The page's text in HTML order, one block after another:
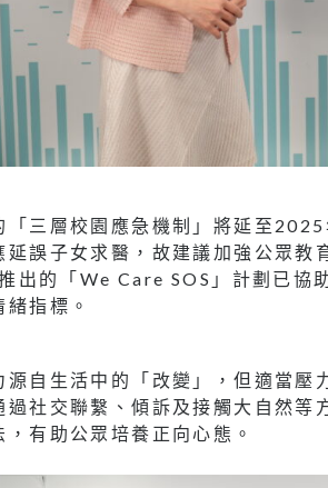
「三層校園應急機制」將延至
延誤子女求醫，故建議加強公眾教
出的「We Care SOS」計劃已協
指標。
源自生活中的「改變」，但適當壓
過社交聯繫、傾訴及接觸大自然等
有助公眾培養正向心態。